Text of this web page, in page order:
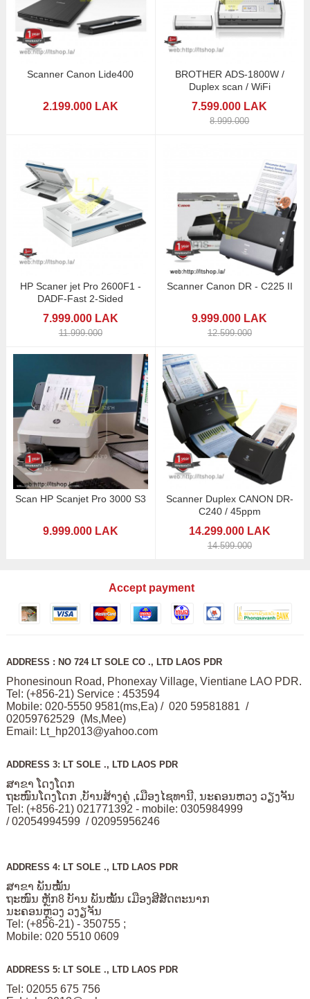
Scanner Canon Lide400
2.199.000 LAK
BROTHER ADS-1800W /
Duplex scan / WiFi
7.599.000 LAK
8.999.000
HP Scaner jet Pro 2600F1 -
DADF-Fast 2-Sided
7.999.000 LAK
11.999.000
Scanner Canon DR - C225 II
9.999.000 LAK
12.599.000
Scan HP Scanjet Pro 3000 S3
9.999.000 LAK
Scanner Duplex CANON DR-
C240 / 45ppm
14.299.000 LAK
14.599.000
Accept payment
ADDRESS : NO 724 LT SOLE CO ., LTD LAOS PDR
Phonesinoun Road, Phonexay Village, Vientiane LAO PDR.
Tel: (+856-21) Service : 453594
Mobile: 020-5550 9581(ms,Ea) / 020 59581881 /
02059762529 (Ms,Mee)
Email: Lt_hp2013@yahoo.com
ADDRESS 3: LT SOLE ., LTD LAOS PDR
ສາຂາ ໂດງໂດກ
ຖະໜົນໂດງໂດກ ,ບັານສ້າງຄູ່ ,ເມືອງໄຊທານີ, ນະຄອນຫວງ ວຽງຈັນ
Tel: (+856-21) 021771392 - mobile: 0305984999
/ 02054994599 / 02095956246
ADDRESS 4: LT SOLE ., LTD LAOS PDR
ສາຂາ ພັນໝັ້ນ
ຖະໜົນ ຫຼັກ8 ບັານ ພັນໝັ້ນ ເມືອງສີສັດຕະນາກ
ນະຄອນຫຼວງ ວງຽຈັນ
Tel: (+856-21) - 350755 ;
Mobile: 020 5510 0609
ADDRESS 5: LT SOLE ., LTD LAOS PDR
Tel: 02055 675 756